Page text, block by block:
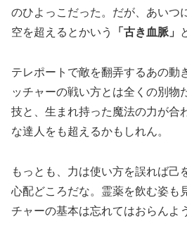
のひよっこだった。だが、あい
空を超えるとかいう
「古き血脈」
テレポートで敵を翻弄するあの動
ッチャーの戦い方とは全くの別物
技と、生まれ持った魔法の力が合
な達人をも超えるかもしれん。
もっとも、力は使い方を誤れば己
心配どころだな。霊薬を飲む姿も
チャーの基本は忘れてはおらんよ